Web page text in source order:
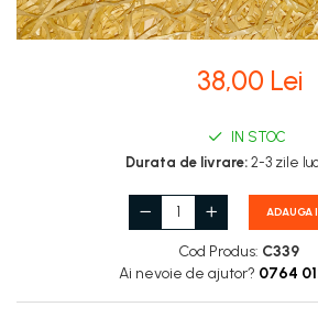
Stupi Vopsiti
38,00 Lei
IN STOC
Durata de livrare:2-3 zile
ADAUGA
Cod Produs: C339
Ai nevoie de ajutor? 0764